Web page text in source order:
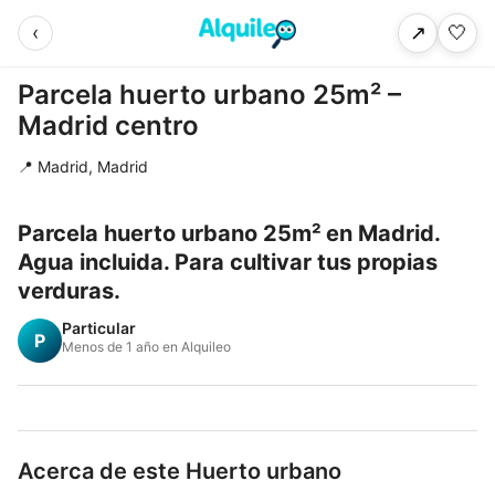
‹ ↗ 🤍
Parcela huerto urbano 25m² –
Madrid centro
📍 Madrid, Madrid
Parcela huerto urbano 25m² en Madrid.
Agua incluida. Para cultivar tus propias
verduras.
P
Particular
Menos de 1 año en Alquileo
Acerca de este Huerto urbano